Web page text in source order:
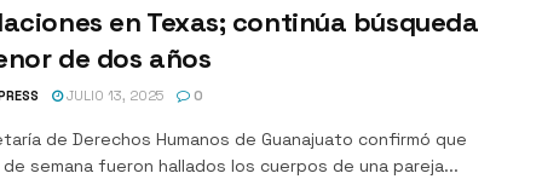
en Texas; continúa búsqueda
de dos años
JULIO 13, 2025 0
de Derechos Humanos de Guanajuato confirmó que
semana fueron hallados los cuerpos de una pareja...